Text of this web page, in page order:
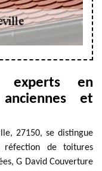
experts en
et
27150, se distingue
de toitures
G David Couverture